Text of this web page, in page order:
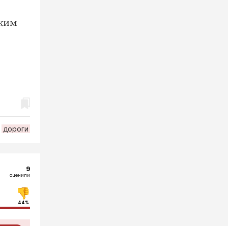
дороги
9
оценили
44%